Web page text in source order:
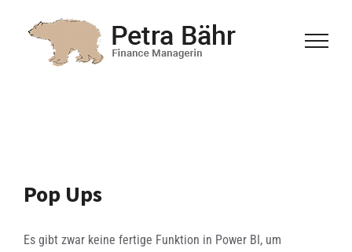
Inhalt
Pop Ups
Es gibt zwar keine fertige Funktion in Power BI, um